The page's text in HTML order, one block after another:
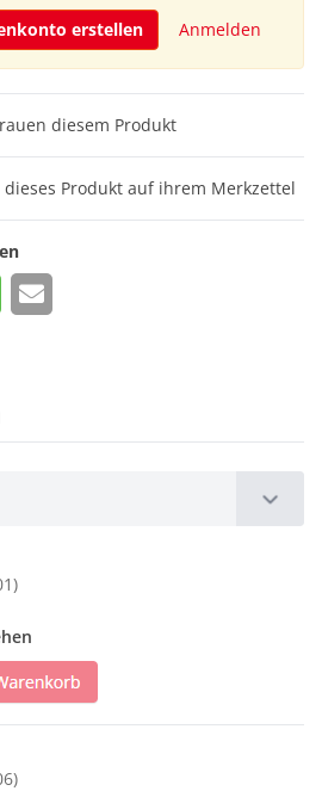
erstellen
Anmelden
diesem Produkt
Produkt auf ihrem Merkzettel